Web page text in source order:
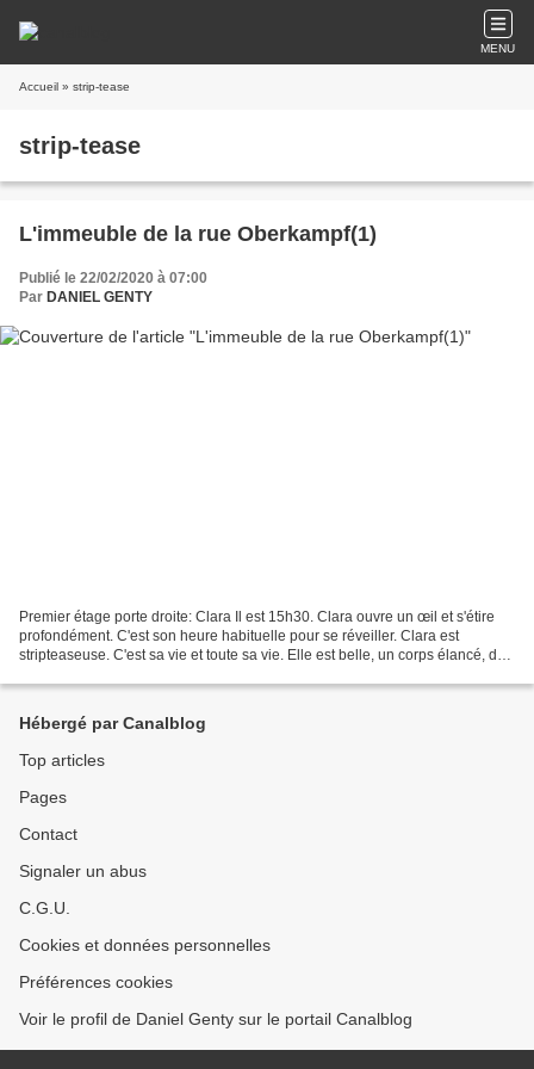
MENU
Accueil » strip-tease
strip-tease
L'immeuble de la rue Oberkampf(1)
Publié le 22/02/2020 à 07:00
Par DANIEL GENTY
Premier étage porte droite: Clara Il est 15h30. Clara ouvre un œil et s'étire
profondément. C'est son heure habituelle pour se réveiller. Clara est
stripteaseuse. C'est sa vie et toute sa vie. Elle est belle, un corps élancé, des
Hébergé par Canalblog
Top articles
Pages
Contact
Signaler un abus
C.G.U.
Cookies et données personnelles
Préférences cookies
Voir le profil de Daniel Genty sur le portail Canalblog